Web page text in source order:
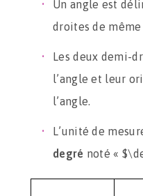
Un angle est
droites de
Les deux demi-
l’angle et leur
l’angle.
L’unité de
degré noté «